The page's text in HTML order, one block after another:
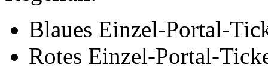
Blaues Einzel-Portal-
Rotes Einzel-Portal-